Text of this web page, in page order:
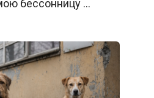
бессонницу …